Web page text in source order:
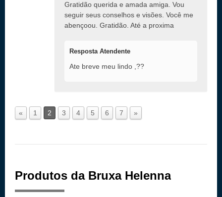
Gratidão querida e amada amiga. Vou
seguir seus conselhos e visões. Você me
abençoou. Gratidão. Até a proxima
Resposta Atendente
Ate breve meu lindo ,??
« 1 2 3 4 5 6 7 »
Produtos da Bruxa Helenna